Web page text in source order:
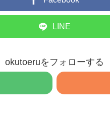
LINE
okutoeruをフォローする